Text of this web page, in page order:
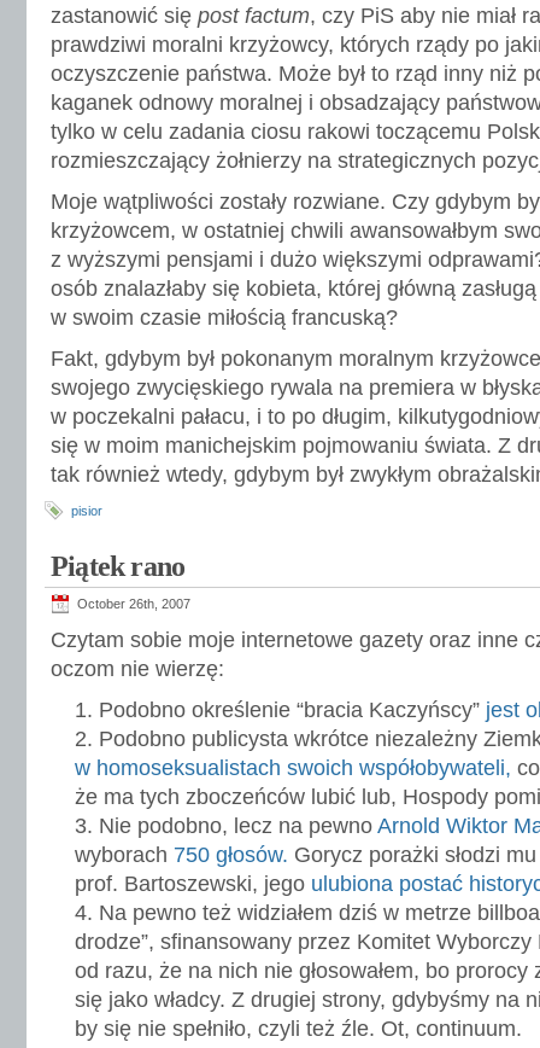
zastanowić się post factum, czy PiS aby nie miał
prawdziwi moralni krzyżowcy, których rządy po
oczyszczenie państwa. Może był to rząd inny niż
kaganek odnowy moralnej i obsadzający
tylko w celu zadania ciosu rakowi toczącemu
rozmieszczający żołnierzy na strategicznych
Moje wątpliwości zostały rozwiane. Czy gdybym
krzyżowcem, w ostatniej chwili awansowałbym
z wyższymi pensjami i dużo większymi
osób znalazłaby się kobieta, której główną
w swoim czasie miłością francuską?
Fakt, gdybym był pokonanym moralnym
swojego zwycięskiego rywala na premiera w
w poczekalni pałacu, i to po długim,
się w moim manichejskim pojmowaniu świata. Z
tak również wtedy, gdybym był zwykłym
pisior
Piątek rano
October 26th, 2007
Czytam sobie moje internetowe gazety oraz inne
oczom nie wierzę:
Podobno określenie “bracia Kaczyńscy” jest
Podobno publicysta wkrótce niezależny
w homoseksualistach swoich współobywateli,
że ma tych zboczeńców lubić lub, Hospody
Nie podobno, lecz na pewno Arnold Wiktor
wyborach 750 głosów. Gorycz porażki słodzi
prof. Bartoszewski, jego ulubiona postać
Na pewno też widziałem dziś w metrze
drodze”, sfinansowany przez Komitet Wyborczy
od razu, że na nich nie głosowałem, bo
się jako władcy. Z drugiej strony, gdybyśmy na
by się nie spełniło, czyli też źle. Ot, continuum.